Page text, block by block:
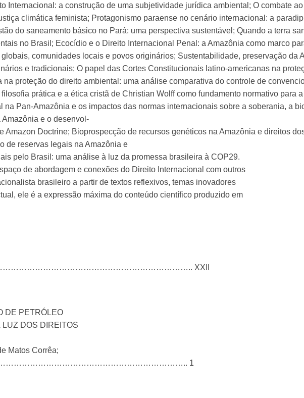
Internacional: a construção de uma subjetividade jurídica ambiental; O combate
climática feminista; Protagonismo paraense no cenário internacional: a
do saneamento básico no Pará: uma perspectiva sustentável; Quando a terra
no Brasil; Ecocídio e o Direito Internacional Penal: a Amazônia como marco
comunidades locais e povos originários; Sustentabilidade, preservação da
e tradicionais; O papel das Cortes Constitucionais latino-americanas na
proteção do direito ambiental: uma análise comparativa do controle de
prática e a ética cristã de Christian Wolff como fundamento normativo para
na Pan-Amazônia e os impactos das normas internacionais sobre a soberania, a
e o desenvol-
Amazon Doctrine; Bioprospecção de recursos genéticos na Amazônia e direitos
de reservas legais na Amazônia e
pelo Brasil: uma análise à luz da promessa brasileira à COP29.
de abordagem e conexões do Direito Internacional com outros
brasileiro a partir de textos reflexivos, temas inovadores
ele é a expressão máxima do conteúdo científico produzido em
XXII
DE PETRÓLEO
LUZ DOS DIREITOS
Matos Corrêa;
1